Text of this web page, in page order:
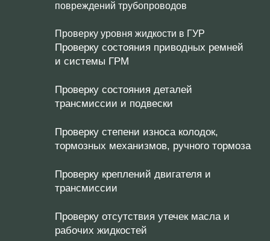
повреждений трубопроводов
Проверку уровня жидкости в ГУР
Проверку состояния приводных ремней
и системы ГРМ
Проверку состояния деталей
трансмиссии и подвески
Проверку степени износа колодок,
тормозных механизмов, ручного тормоза
Проверку креплений двигателя и
трансмиссии
Проверку отсутствия утечек масла и
рабочих жидкостей